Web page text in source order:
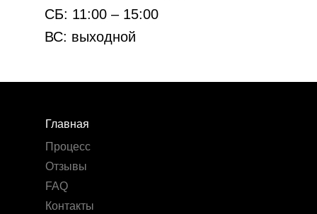
СБ: 11:00 – 15:00
ВС: выходной
Главная
Процесс
Отзывы
FAQ
Контакты